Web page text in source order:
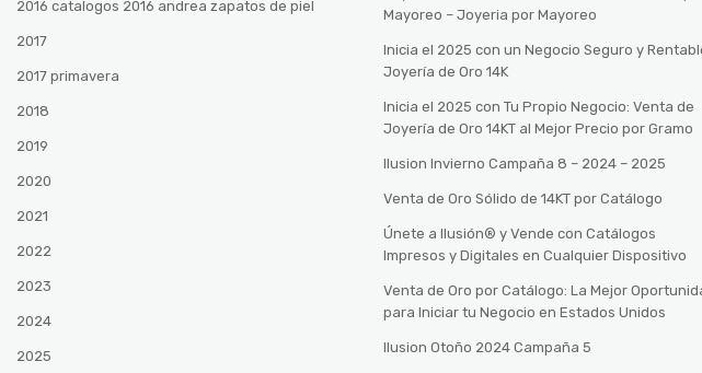
2016 catalogos 2016 andrea zapatos de piel
2017
2017 primavera
2018
2019
2020
2021
2022
2023
2024
2025
Mayoreo – Joyeria por Mayoreo
Inicia el 2025 con un Negocio Seguro y
Joyería de Oro 14K
Inicia el 2025 con Tu Propio Negocio: Venta de
Joyería de Oro 14KT al Mejor Precio por Gramo
Ilusion Invierno Campaña 8 – 2024 – 2025
Venta de Oro Sólido de 14KT por Catálogo
Únete a Ilusión® y Vende con Catálogos
Impresos y Digitales en Cualquier Dispositivo
Venta de Oro por Catálogo: La Mejor
para Iniciar tu Negocio en Estados Unidos
Ilusion Otoño 2024 Campaña 5